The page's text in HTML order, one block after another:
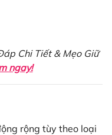
Chi Tiết & Mẹo Giữ
ngay!
rộng tùy theo loại